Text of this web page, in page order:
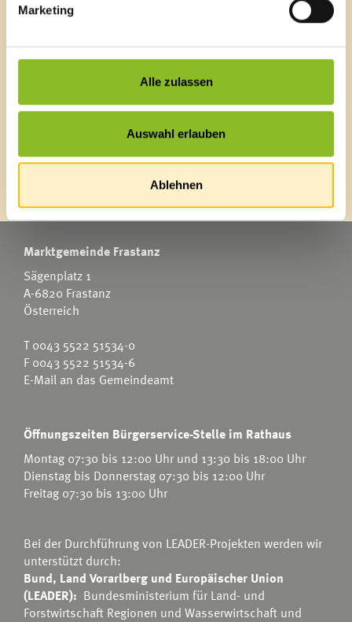
Marketing
Alle zulassen
Auswahl erlauben
Ablehnen
Bürgermeldungen
Mediathek
Energieeffiziente Gemeinde
Marktgemeinde Frastanz
Sägenplatz 1
A-6820 Frastanz
Österreich
T0043 5522 51534-0
F 0043 5522 51534-6
E-Mail an das Gemeindeamt
Öffnungszeiten Bürgerservice-Stelle im Rathaus
Montag 07:30 bis 12:00 Uhr und 13:30 bis 18:00 Uhr
Dienstag bis Donnerstag 07:30 bis 12:00 Uhr
Freitag 07:30 bis 13:00 Uhr
Bei der Durchführung von LEADER-Projekten werden wir
unterstützt durch:
Bund, Land Vorarlberg und Europäischer Union
(LEADER): Bundesministerium für Land- und
Forstwirtschaft Regionen und Wasserwirtschaft und